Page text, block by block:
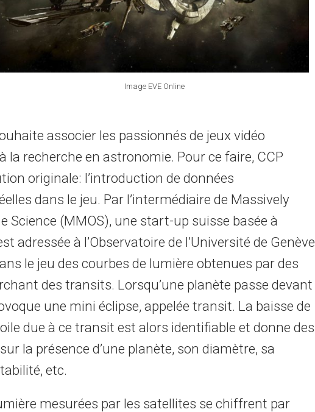
Image EVE Online
associer les passionnés de jeux vidéo
la recherche en astronomie. Pour ce faire, CCP
originale: l’introduction de données
dans le jeu. Par l’intermédiaire de Massively
Science (MMOS), une start-up suisse basée à
adressée à l’Observatoire de l’Université de Genève
le jeu des courbes de lumière obtenues par des
des transits. Lorsqu’une planète passe devant
une mini éclipse, appelée transit. La baisse de
due à ce transit est alors identifiable et donne des
la présence d’une planète, son diamètre, sa
etc.
mesurées par les satellites se chiffrent par